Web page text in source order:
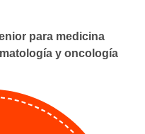
para medicina
y oncología